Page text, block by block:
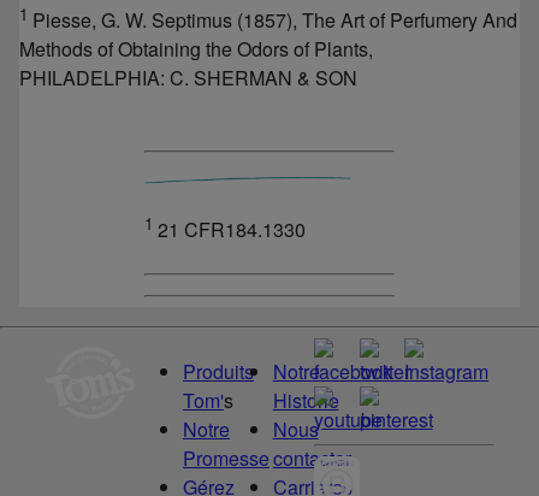
1 Piesse, G. W. Septimus (1857), The Art of Perfumery And
Methods of Obtaining the Odors of Plants,
PHILADELPHIA: C. SHERMAN & SON
1 21 CFR184.1330
Produits
Tom's
Notre
Promesse
Gérez
Notre
Historie
Nous
contacter
Carrières